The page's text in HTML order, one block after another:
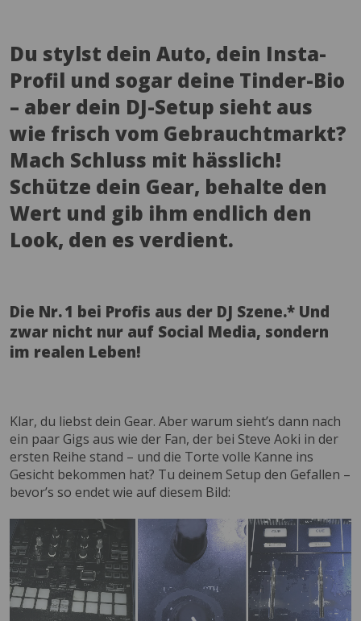
Du stylst dein Auto, dein Insta-
Profil und sogar deine Tinder-Bio
– aber dein DJ-Setup sieht aus
wie frisch vom Gebrauchtmarkt?
Mach Schluss mit hässlich!
Schütze dein Gear, behalte den
Wert und gib ihm endlich den
Look, den es verdient.
Die Nr. 1 bei Profis aus der DJ Szene.* Und
zwar nicht nur auf Social Media, sondern
im realen Leben!
Klar, du liebst dein Gear. Aber warum sieht’s dann nach
ein paar Gigs aus wie der Fan, der bei Steve Aoki in der
ersten Reihe stand – und die Torte volle Kanne ins
Gesicht bekommen hat? Tu deinem Setup den Gefallen –
bevor’s so endet wie auf diesem Bild: